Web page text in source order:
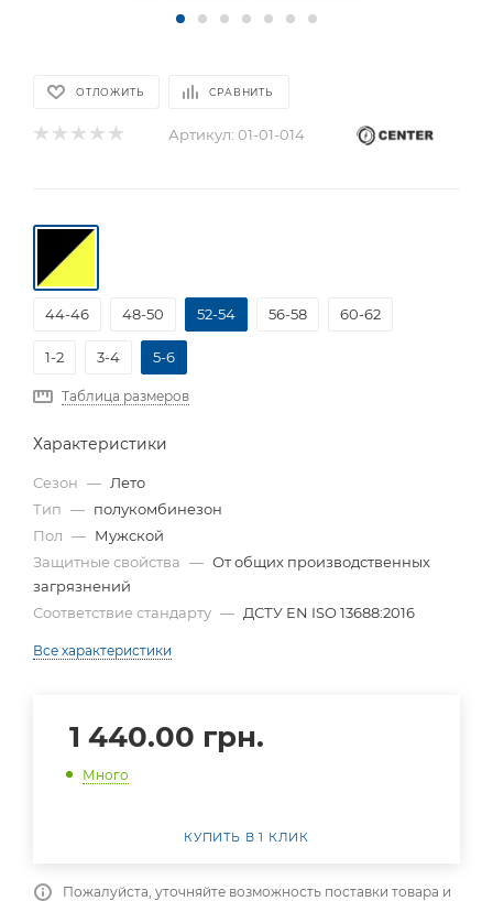
ОТЛОЖИТЬ СРАВНИТЬ
Артикул: 01-01-014
44-46 48-50 52-54 56-58 60-62
1-2 3-4 5-6
Таблица размеров
Характеристики
Сезон — Лето
Тип — полукомбинезон
Пол — Мужской
Защитные свойства — От общих производственных
загрязнений
Соответствие стандарту — ДСТУ EN ISO 13688:2016
Все характеристики
1 440.00 грн.
Много
КУПИТЬ В 1 КЛИК
Пожалуйста, уточняйте возможность поставки товара и